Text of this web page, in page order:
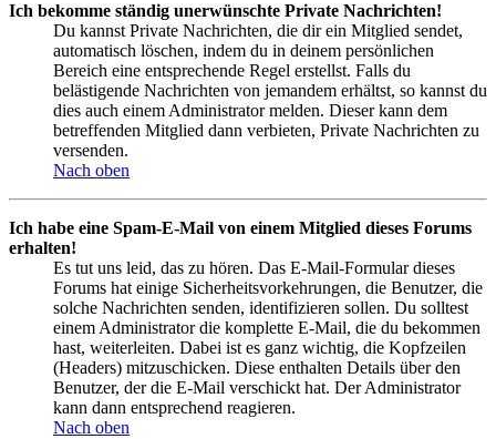
Ich bekomme ständig unerwünschte Private Nachrichten!
Du kannst Private Nachrichten, die dir ein Mitglied sendet,
automatisch löschen, indem du in deinem persönlichen
Bereich eine entsprechende Regel erstellst. Falls du
belästigende Nachrichten von jemandem erhältst, so kannst du
dies auch einem Administrator melden. Dieser kann dem
betreffenden Mitglied dann verbieten, Private Nachrichten zu
versenden.
Nach oben
Ich habe eine Spam-E-Mail von einem Mitglied dieses Forums
erhalten!
Es tut uns leid, das zu hören. Das E-Mail-Formular dieses
Forums hat einige Sicherheitsvorkehrungen, die Benutzer, die
solche Nachrichten senden, identifizieren sollen. Du solltest
einem Administrator die komplette E-Mail, die du bekommen
hast, weiterleiten. Dabei ist es ganz wichtig, die Kopfzeilen
(Headers) mitzuschicken. Diese enthalten Details über den
Benutzer, der die E-Mail verschickt hat. Der Administrator
kann dann entsprechend reagieren.
Nach oben